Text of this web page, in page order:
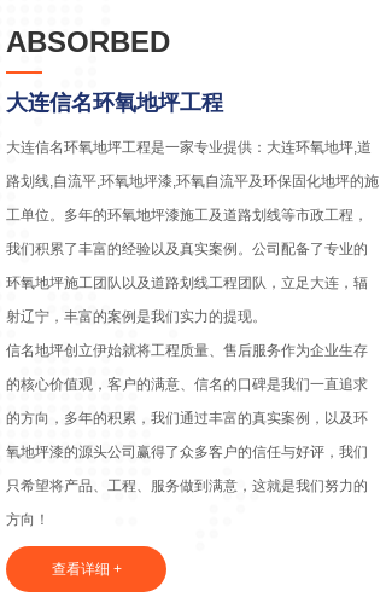
大连信名环氧地坪工程
ABSORBED
大连信名环氧地坪工程是一家专业提供：大连环氧地坪,道
路划线,自流平,环氧地坪漆,环氧自流平及环保固化地坪的施
工单位。多年的环氧地坪漆施工及道路划线等市政工程，
我们积累了丰富的经验以及真实案例。公司配备了专业的
环氧地坪施工团队以及道路划线工程团队，立足大连，辐
射辽宁，丰富的案例是我们实力的提现。
信名地坪创立伊始就将工程质量、售后服务作为企业生存
的核心价值观，客户的满意、信名的口碑是我们一直追求
的方向，多年的积累，我们通过丰富的真实案例，以及环
氧地坪漆的源头公司赢得了众多客户的信任与好评，我们
只希望将产品、工程、服务做到满意，这就是我们努力的
方向！
查看详细 +